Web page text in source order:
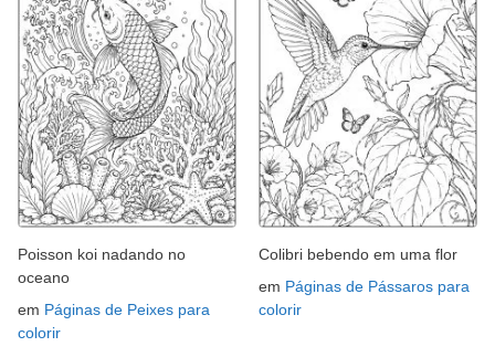
Poisson koi nadando no
oceano
em Páginas de Peixes para
colorir
Colibri bebendo em uma flor
em Páginas de Pássaros para
colorir